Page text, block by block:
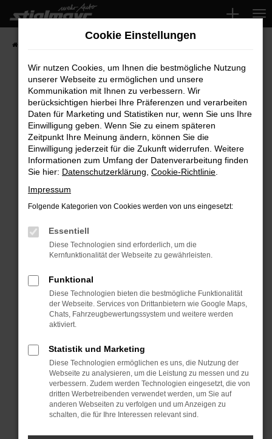
Zum
Hauptinhalt
springen
Fehler: Network Error
Beim Laden ist ein Fehler aufgetreten.
Hier sind ein paar Tipps, die dir helfen können:
Überprüfe deine Firewall und deine
Internetverbindung.
Laden andere Webseiten, zum Beispiel deine
Manche Erweiterungen, wie Werbeblocker,
können das Laden bestimmter Seiten
verhindern. Funktioniert die Seite in einem
Fenster?
Starte dein Gerät neu.
Das kann manchmal helfen, vorübergehende
Probleme zu beheben.
Stelle sicher, dass dein Browser und dein
Betriebssystem auf dem neuesten Stand
sind.
Veraltete Software birgt nicht nur ein
Sicherheitsrisiko, sondern kann auch dazu
führen, dass bestimmte Funktionen nicht mehr
Cookie Einstellungen
Wir nutzen Cookies, um Ihnen die bestmögliche Nutzung
unserer Webseite zu ermöglichen und unsere
Kommunikation mit Ihnen zu verbessern. Wir
berücksichtigen hierbei Ihre Präferenzen und verarbeiten
Daten für Marketing und Statistiken nur, wenn Sie uns Ihre
Einwilligung geben. Wenn Sie zu einem späteren
Zeitpunkt Ihre Meinung ändern, können Sie die
Einwilligung jederzeit für die Zukunft widerrufen. Weitere
Informationen zum Umfang der Datenverarbeitung finden
Sie hier: Datenschutzerklärung Cookie-Richtlinie
Impressum
Folgende Kategorien von Cookies werden von uns eingesetzt:
Essentiell
Diese Technologien sind erforderlich, um die
Kernfunktionalität der Webseite zu gewährleisten.
Funktional
Diese Technologien bieten die bestmögliche Funktionalität
der Webseite. Services von Drittanbietern wie Google Maps,
Chats, Fahrzeugbewertungssystem und weitere werden
aktiviert.
Statistik und Marketing
Diese Technologien ermöglichen es uns, die Nutzung der
Webseite zu analysieren, um die Leistung zu messen und zu
verbessern. Zudem werden Technologien eingesetzt, die von
dritten Werbetreibenden verwendet werden, um Sie auf
anderen Webseiten zu verfolgen und um Anzeigen zu
schalten, die für Ihre Interessen relevant sind.